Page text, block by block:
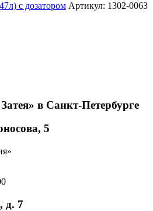
с дозатором Артикул: 1302-0063
в Санкт-Петербурге
5
д. 7